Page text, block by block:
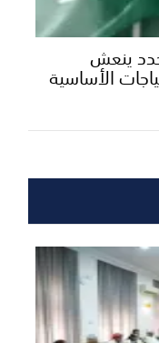
ينعش
الأساسية